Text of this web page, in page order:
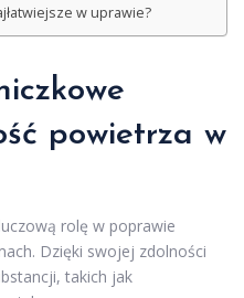
w uprawie?
powietrza w
rolę w poprawie
Dzięki swojej zdolności
takich jak